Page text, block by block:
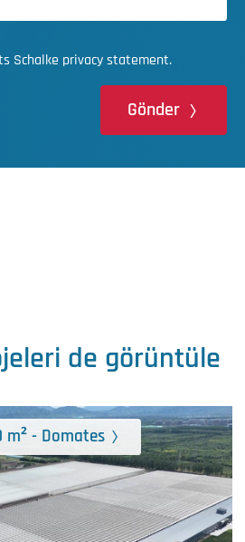
Schalke privacy statement.
Gönder
de görüntüle
m² - Domates